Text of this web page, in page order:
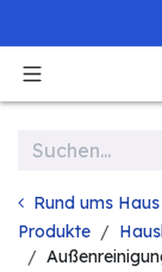
Rund ums Haus
Produkte